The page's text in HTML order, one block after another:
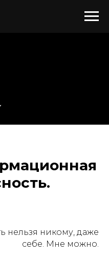
нельзя никому, даже
себе. Мне можно.